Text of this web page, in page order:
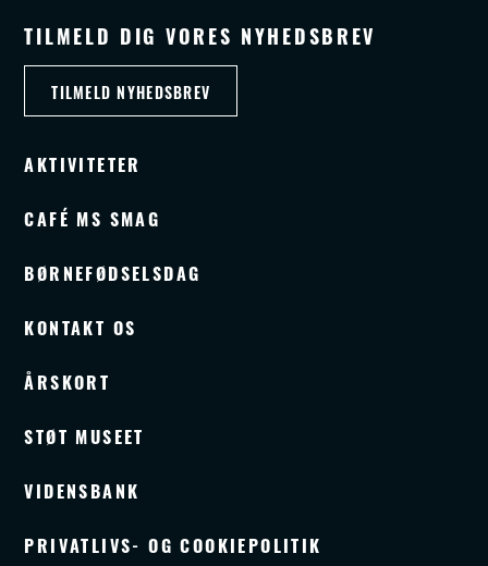
TILMELD DIG VORES NYHEDSBREV
TILMELD NYHEDSBREV
AKTIVITETER
CAFÉ MS SMAG
BØRNEFØDSELSDAG
KONTAKT OS
ÅRSKORT
STØT MUSEET
VIDENSBANK
PRIVATLIVS- OG COOKIEPOLITIK